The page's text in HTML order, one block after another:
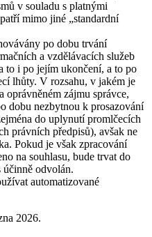
v souladu s platnými
mimo jiné „standardní
po dobu trvání
a vzdělávacích služeb
to i po jejím ukončení, a to po
lhůty. V rozsahu, v jakém je
oprávněném zájmu správce,
dobu nezbytnou k prosazování
do uplynutí promlčecích
právních předpisů), avšak ne
Pokud je však zpracování
na souhlasu, bude trvat do
účinně odvolán.
automatizované
2026.